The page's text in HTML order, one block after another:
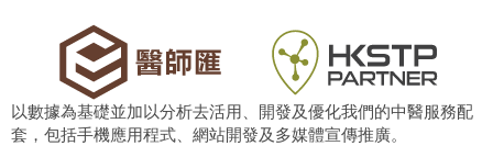
以數據為基礎並加以分析去活用、開發及優化我們的中醫服務配
套，包括手機應用程式、網站開發及多媒體宣傳推廣。